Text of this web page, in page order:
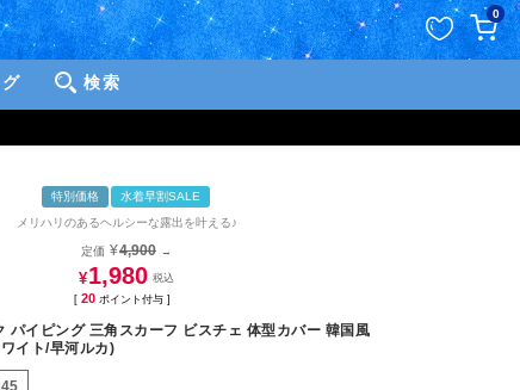
0
検索
特別価格
水着早割SALE
メリハリのあるヘルシーな露出を叶える♪
定価 ¥4,900 →
¥1,980
[ 20 ポイント付与 ]
パイピング 三角スカーフ ビスチェ 体型カバー 韓国風
イト/早河ルカ)
ペー
ジト
ップ